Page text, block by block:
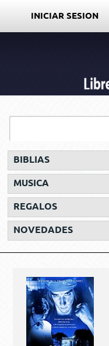
INICIAR SESION
BIBLIAS
MUSICA
REGALOS
NOVEDADES